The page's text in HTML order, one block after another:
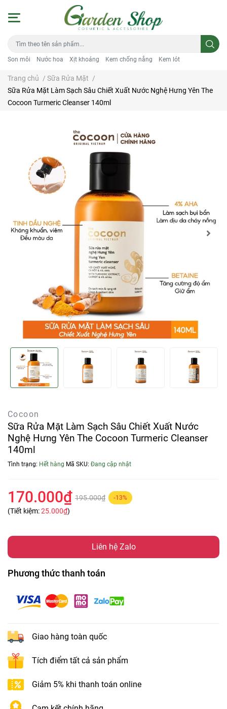
Son môi Nước hoa Xịt khoáng Kem chống nắng Kem lót
Trang chủ / Sữa Rửa Mặt /
Sữa Rửa Mặt Làm Sạch Sâu Chiết Xuất Nước Nghệ Hưng Yên The
Cocoon Turmeric Cleanser 140ml
Cocoon
Sữa Rửa Mặt Làm Sạch Sâu Chiết Xuất Nước
Nghệ Hưng Yên The Cocoon Turmeric Cleanser
140ml
Tình trạng: Hết hàng Mã SKU: Đang cập nhật
170.000₫ 195.000₫ -13%
(Tiết kiệm:25.000₫)
Liên hệ Zalo
Phương thức thanh toán
Giao hàng toàn quốc
Tích điểm tất cả sản phẩm
Giảm 5% khi thanh toán online